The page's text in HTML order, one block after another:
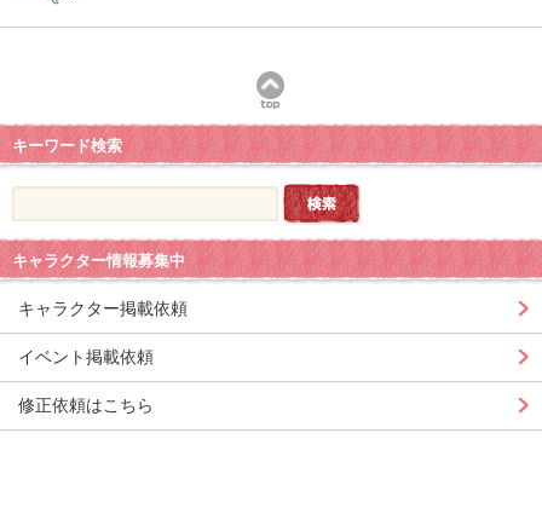
キーワード検索
キャラクター情報募集中
キャラクター掲載依頼
イベント掲載依頼
修正依頼はこちら